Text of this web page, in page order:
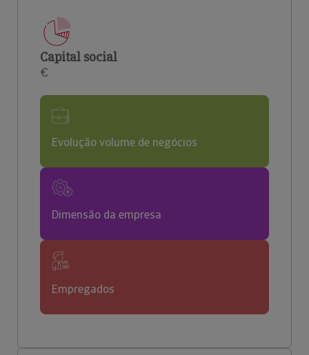
Capital social
€
Evolução volume de negócios
Dimensão da empresa
Empregados